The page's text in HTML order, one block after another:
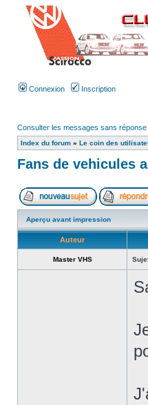
Connexion Inscription
Consulter les messages sans réponse
Index du forum » Le coin des
Fans de vehicules
Aperçu avant impression
Auteur
Master VHS